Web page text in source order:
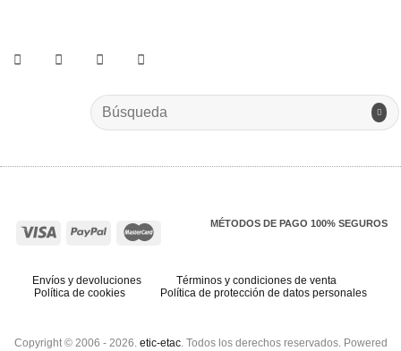
Search
for:
MÉTODOS DE PAGO 100% SEGUROS
Envíos y devoluciones
Términos y condiciones de venta
Política de cookies
Política de protección de datos personales
Copyright © 2006 - 2026. etic-etac. Todos los derechos reservados. Powered